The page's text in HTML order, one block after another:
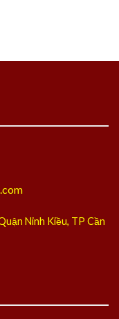
Ninh Kiều, TP Cần